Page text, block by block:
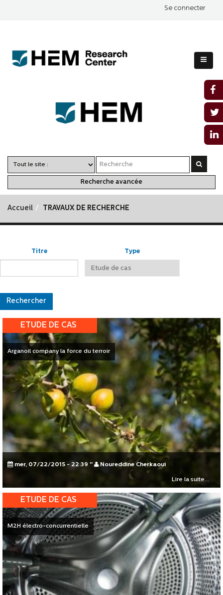
Se connecter
Recherche avancée
Accueil TRAVAUX DE RECHERCHE
Titre Type
Arganoil company la force du terroir
ETUDE DE CAS
mer, 07/22/2015 - 22:39 " Noureddine Cherkaoui
Lire la suite...
M2H électro-concurrentielle
ETUDE DE CAS